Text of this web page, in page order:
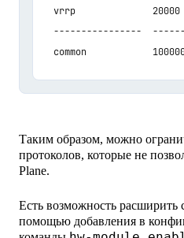
vrrp
----------------
Таким образом, можно
протоколов, которые не
Plane.
Есть возможность расширить
помощью добавления в